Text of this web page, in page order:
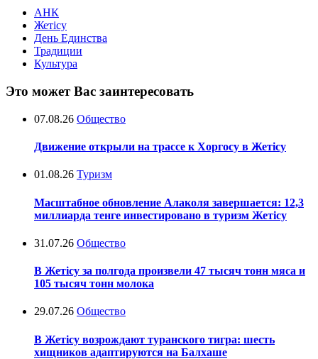
АНК
Жетісу
День Единства
Традиции
Культура
Это может Вас заинтересовать
07.08.26 Общество
Движение открыли на трассе к Хоргосу в Жетісу
01.08.26 Туризм
Масштабное обновление Алаколя завершается: 12,3
миллиарда тенге инвестировано в туризм Жетісу
31.07.26 Общество
В Жетісу за полгода произвели 47 тысяч тонн мяса и
105 тысяч тонн молока
29.07.26 Общество
В Жетісу возрождают туранского тигра: шесть
хищников адаптируются на Балхаше